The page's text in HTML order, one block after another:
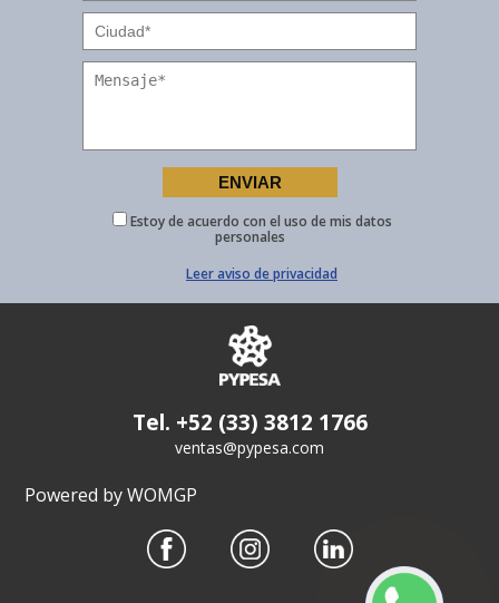
Estoy de acuerdo con el uso de mis datos
personales
Leer aviso de privacidad
Tel. +52 (33) 3812 1766
ventas@pypesa.com
Powered by WOMGP